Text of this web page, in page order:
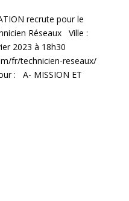
recrute pour le
Réseaux Ville :
2023 à 18h30
fr/technicien-reseaux/
: A- MISSION ET